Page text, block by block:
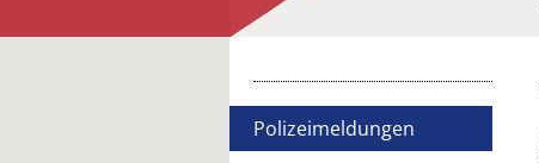
Polizeimeldungen
Artikel weiterleiten